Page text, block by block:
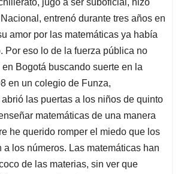
jugó a ser suboficial, hizo
entrenó durante tres años en
amor por las matemáticas ya había
Por eso lo de la fuerza pública no
Bogotá buscando suerte en la
en un colegio de Funza,
las puertas a los niños de quinto
matemáticas de una manera
he querido romper el miedo que los
a los números. Las matemáticas han
de las materias, sin ver que